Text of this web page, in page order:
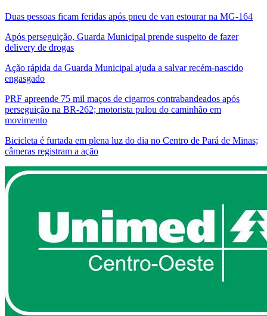
Duas pessoas ficam feridas após pneu de van estourar na MG-164
Após perseguição, Guarda Municipal prende suspeito de fazer
delivery de drogas
Ação rápida da Guarda Municipal ajuda a salvar recém-nascido
engasgado
PRF apreende 75 mil maços de cigarros contrabandeados após
perseguição na BR-262; motorista pulou do caminhão em
movimento
Bicicleta é furtada em plena luz do dia no Centro de Pará de Minas;
câmeras registram a ação